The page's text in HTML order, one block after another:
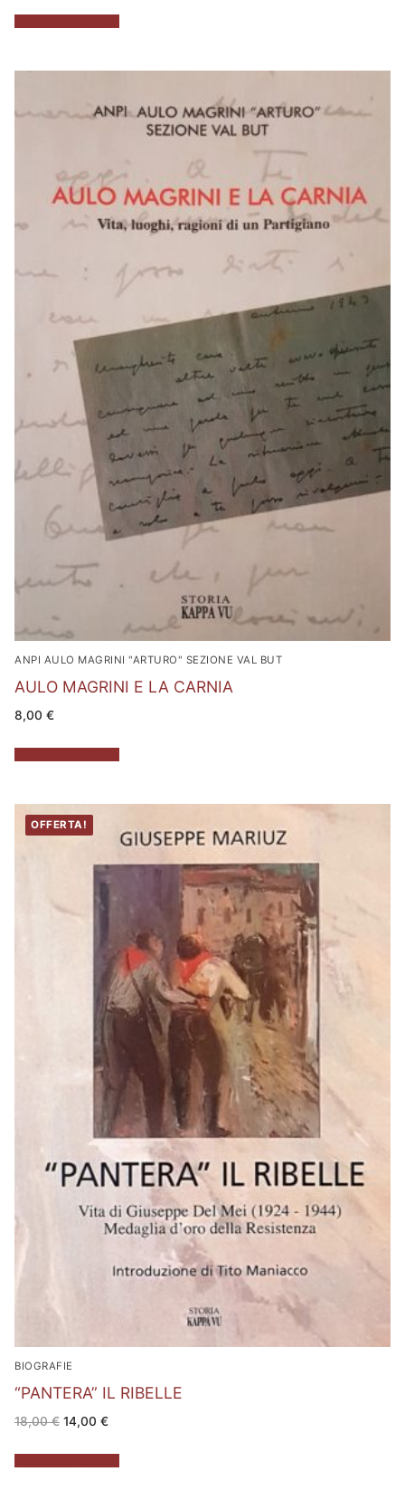
ANPI AULO MAGRINI "ARTURO" SEZIONE VAL BUT
AULO MAGRINI E LA CARNIA
8,00 €
OFFERTA!
BIOGRAFIE
“PANTERA” IL RIBELLE
18,00€ Il
prezzo
era:
18,00 €.
14,00 €Il
è:
14,00 €.